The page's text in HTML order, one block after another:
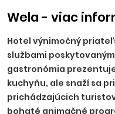
EUR.Ostatné príplatky:
Wela - viac
Hotel výnimočný
službami
gastronómia
kuchyňu, ale snaží sa
prichádzajúcich
bohaté animačné